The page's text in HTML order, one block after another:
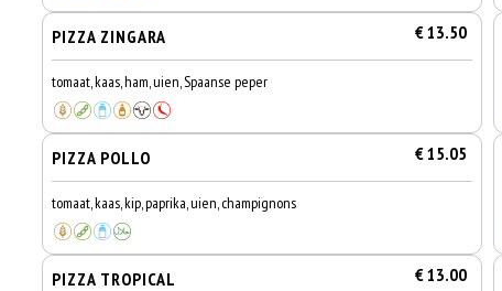
PIZZA ZINGARA € 13.50
tomaat, kaas, ham, uien, Spaanse peper
PIZZA POLLO € 15.05
tomaat, kaas, kip, paprika, uien, champignons
PIZZA TROPICAL € 13.00